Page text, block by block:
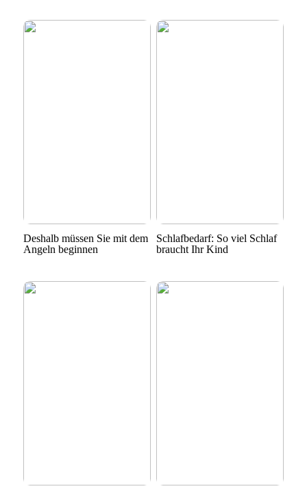
Deshalb müssen Sie mit dem
Angeln beginnen
Schlafbedarf: So viel Schlaf
braucht Ihr Kind